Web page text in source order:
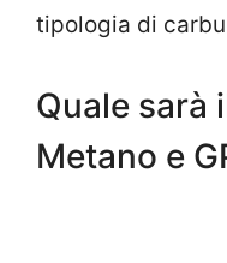
tipologia di
Quale sarà
Metano e